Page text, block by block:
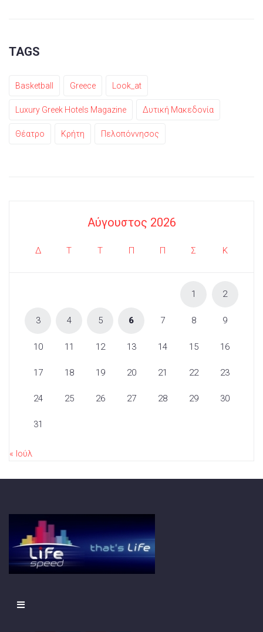
TAGS
Basketball Greece Look_at
Luxury Greek Hotels Magazine Δυτική Μακεδονία
Θέατρο Κρήτη Πελοπόννησος
Αύγουστος 2026
Δ Τ Τ Π Π Σ Κ
1 2
3 4 5 6 7 8 9
10 11 12 13 14 15 16
17 18 19 20 21 22 23
24 25 26 27 28 29 30
31
« Ιούλ